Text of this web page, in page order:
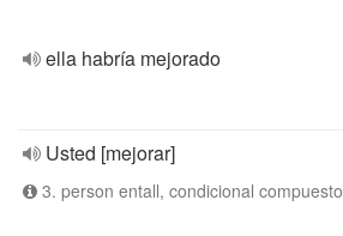
ella habría mejorado
Usted [mejorar]
3. person entall, condicional compuesto